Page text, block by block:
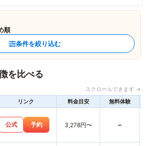
順
条件を絞り込む
を比べる
スクロールできます →
リンク 料金目安 無料体験
公式 予約 3,278円〜 -